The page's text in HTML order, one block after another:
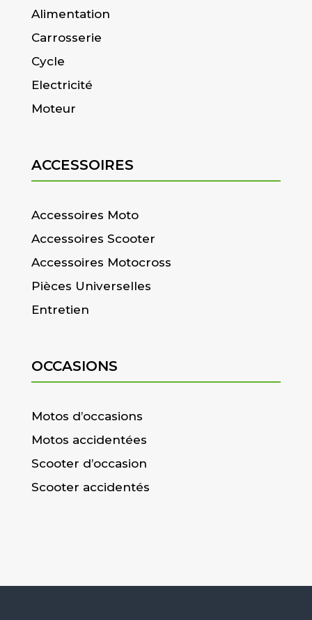
Alimentation
Carrosserie
Cycle
Electricité
Moteur
ACCESSOIRES
Accessoires Moto
Accessoires Scooter
Accessoires Motocross
Pièces Universelles
Entretien
OCCASIONS
Motos d’occasions
Motos accidentées
Scooter d’occasion
Scooter accidentés